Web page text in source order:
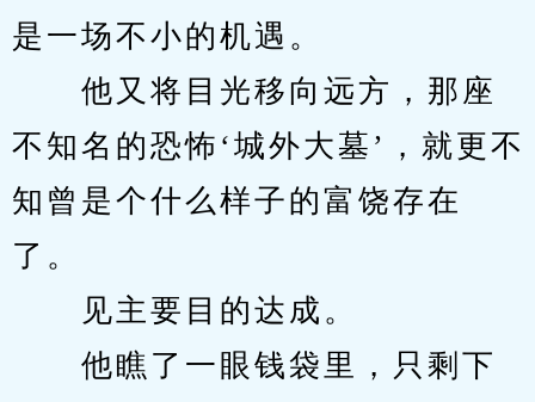
是一场不小的机遇。
他又将目光移向远方，那座
不知名的恐怖‘城外大墓’，就更不
知曾是个什么样子的富饶存在
了。
见主要目的达成。
他瞧了一眼钱袋里，只剩下